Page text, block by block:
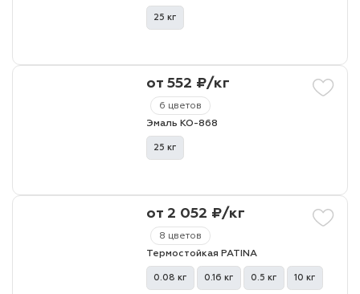
25 кг
6 цветов
от 552 ₽/кг
Эмаль КО-868
25 кг
8 цветов
от 2 052 ₽/кг
Термостойкая PATINA
0.08 кг 0.16 кг 0.5 кг 10 кг